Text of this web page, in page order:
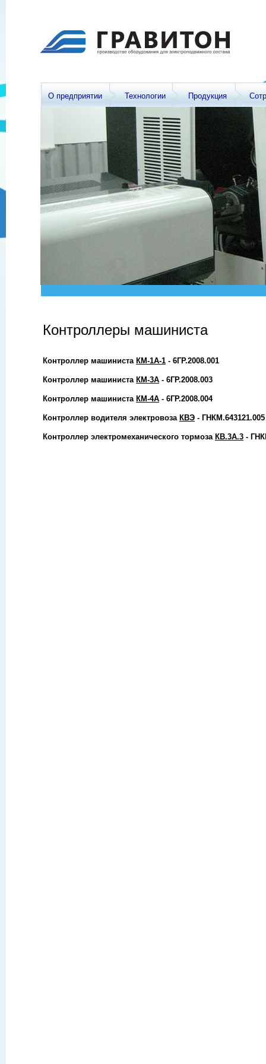
О предприятии Технологии Продукция
Контроллеры машиниста
Контроллер машиниста КМ-1А-1 - 6ГР.2008.001
Контроллер машиниста КМ-3А - 6ГР.2008.003
Контроллер машиниста КМ-4А - 6ГР.2008.004
Контроллер водителя электровоза КВЭ - ГНКМ.643121.005
Контроллер электромеханического тормоза КВ.3А.3 -